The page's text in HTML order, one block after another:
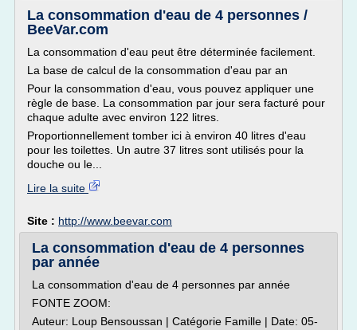
La consommation d'eau de 4 personnes /
BeeVar.com
La consommation d'eau peut être déterminée facilement.
La base de calcul de la consommation d'eau par an
Pour la consommation d'eau, vous pouvez appliquer une
règle de base. La consommation par jour sera facturé pour
chaque adulte avec environ 122 litres.
Proportionnellement tomber ici à environ 40 litres d'eau
pour les toilettes. Un autre 37 litres sont utilisés pour la
douche ou le...
Lire la suite
Site : http://www.beevar.com
La consommation d'eau de 4 personnes
par année
La consommation d'eau de 4 personnes par année
FONTE ZOOM:
Auteur: Loup Bensoussan | Catégorie Famille | Date: 05-